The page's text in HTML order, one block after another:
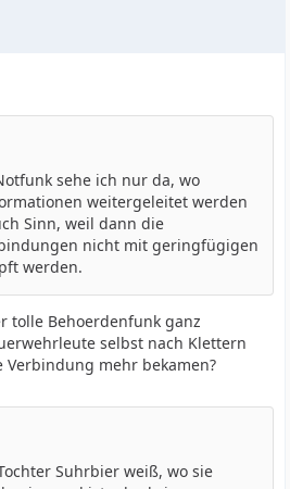
sehe ich nur da, wo
weitergeleitet werden
Sinn, weil dann die
nicht mit geringfügigen
werden.
tolle Behoerdenfunk ganz
selbst nach Klettern
Verbindung mehr bekamen?
Suhrbier weiß, wo sie